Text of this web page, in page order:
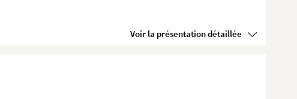
Voir la présentation détaillée